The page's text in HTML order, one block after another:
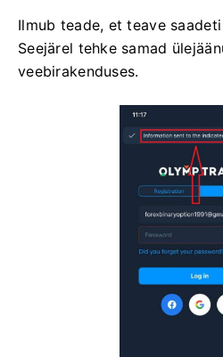
Ilmub teade, et teave
Seejärel tehke samad
veebirakenduses.